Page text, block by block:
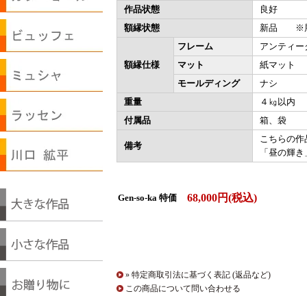
作品状態
良好
額縁状態
新品 ※展
額縁仕様
フレーム
アンティ
マット
紙マット
モールディング
ナシ
重量
４㎏以内
付属品
箱、袋
備考
こちらの
「昼の輝
Gen-so-ka 特価 68,000円(税込)
» 特定商取引法に基づく表記 (返品など)
この商品について問い合わせる